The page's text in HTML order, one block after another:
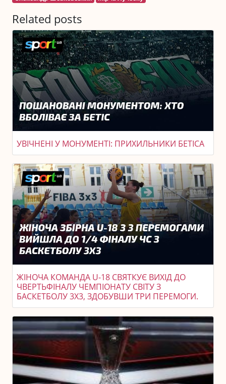
Related posts
УВІЧНЕНІ У МОНУМЕНТІ: ПРИХИЛЬНИКИ БЕТІСА
ЖІНОЧА КОМАНДА U-18 СВЯТКУЄ ВИХІД ДО
ЧВЕРТЬФІНАЛУ ЧЕМПІОНАТУ СВІТУ З
БАСКЕТБОЛУ 3X3, ЗДОБУВШИ ТРИ ПЕРЕМОГИ.